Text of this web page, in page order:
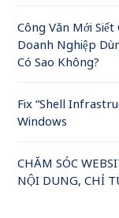
Công Văn Mới
Doanh Nghiệp
Có Sao Không?
Fix “Shell
Windows
CHĂM SÓC
NỘI DUNG, CHỈ